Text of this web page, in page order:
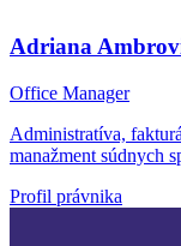
Adriana
Office Manager
Administratíva,
manažment súdnych
Profil právnika